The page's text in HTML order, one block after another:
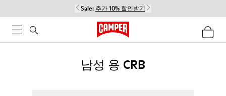
Sale: 추가 10% 할인받기
남성 용 CRB